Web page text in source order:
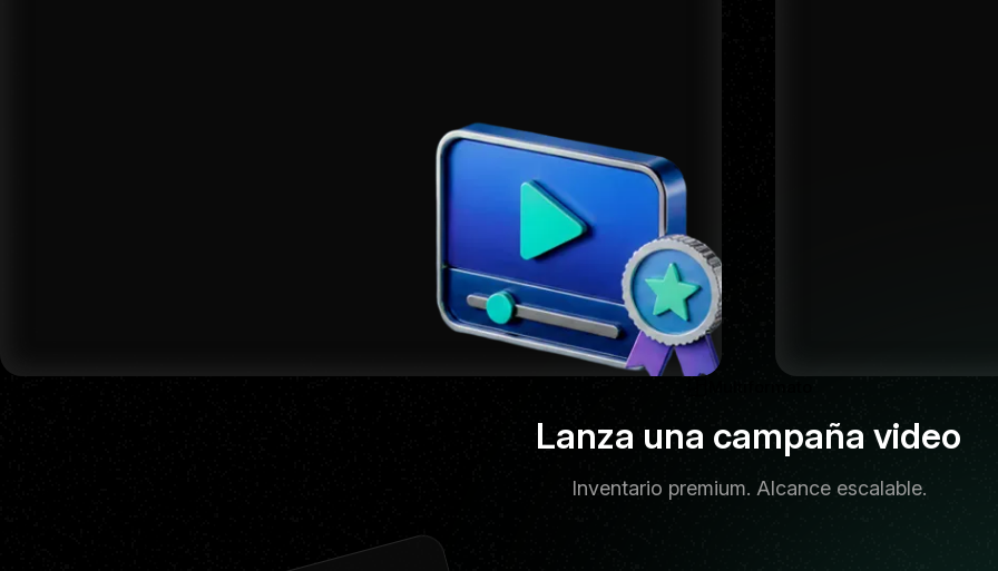
Lanza una campaña video
Inventario premium. Alcance escalable.